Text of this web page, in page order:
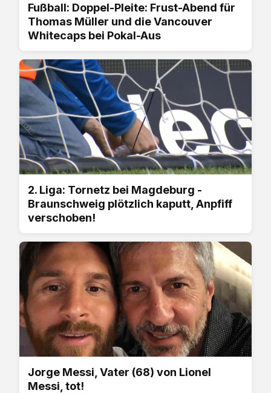
Fußball: Doppel-Pleite: Frust-Abend für
Thomas Müller und die Vancouver
Whitecaps bei Pokal-Aus
2. Liga: Tornetz bei Magdeburg -
Braunschweig plötzlich kaputt, Anpfiff
verschoben!
Jorge Messi, Vater (68) von Lionel
Messi, tot!